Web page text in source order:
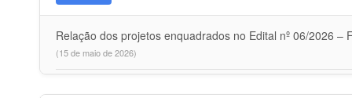
Relação dos projetos enquadrados no Edital nº 06/2026 –
(15 de maio de 2026)